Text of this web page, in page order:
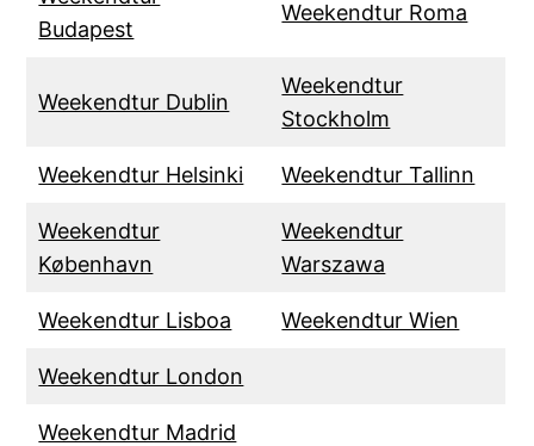
Budapest
Weekendtur Roma
Weekendtur Dublin
Weekendtur
Stockholm
Weekendtur Helsinki Weekendtur Tallinn
Weekendtur
København
Weekendtur
Warszawa
Weekendtur Lisboa Weekendtur Wien
Weekendtur London
Weekendtur Madrid